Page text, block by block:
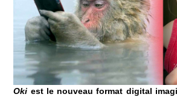
Oki est le nouveau format digital